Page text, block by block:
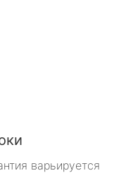
варьируется